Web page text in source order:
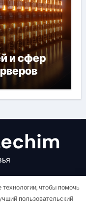
и сфер
чтобы помочь
пользовательский